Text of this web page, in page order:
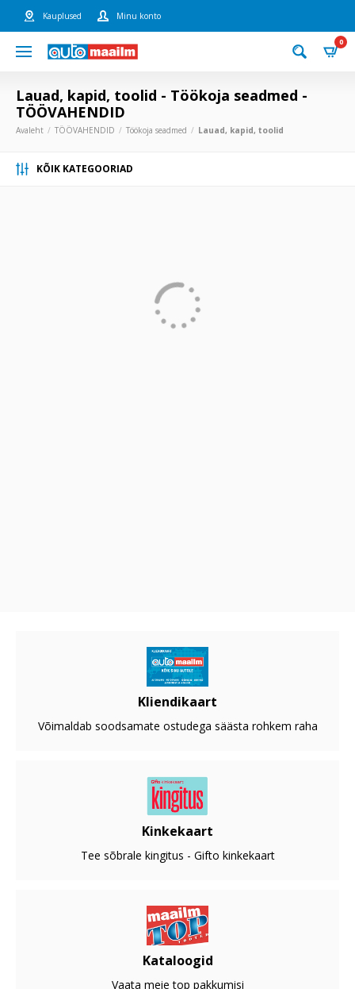
Kauplused Minu konto
0
Lauad, kapid, toolid - Töökoja seadmed -
TÖÖVAHENDID
Avaleht TÖÖVAHENDID Töökoja seadmed Lauad, kapid, toolid
Kliendikaart
Võimaldab soodsamate ostudega säästa rohkem raha
Kinkekaart
Tee sõbrale kingitus - Gifto kinkekaart
Kataloogid
Vaata meie top pakkumisi